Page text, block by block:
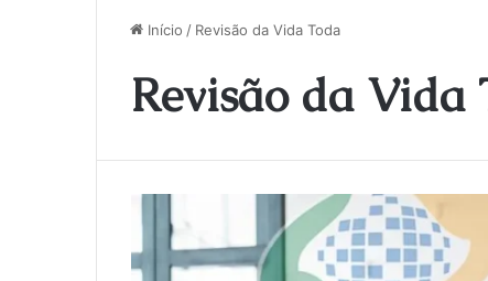
Início / Revisão da Vida Toda
Revisão da Vida